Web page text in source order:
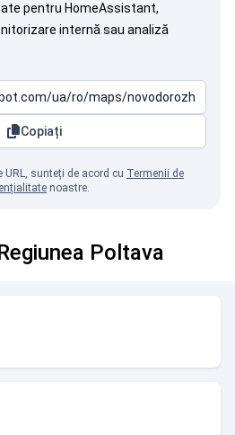
pentru HomeAssistant,
internă sau analiză
Copiați
URL, sunteți de acord cu Termenii de
noastre.
Poltava